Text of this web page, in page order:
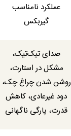
عملکرد نامناسب
گیربکس
صدای تیک‌تیک،
مشکل در استارت،
روشن شدن چراغ چک،
دود غیرعادی، کاهش
قدرت، پارگی ناگهانی